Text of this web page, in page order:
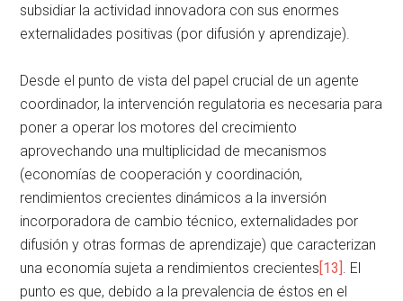
subsidiar la actividad innovadora con sus enormes
externalidades positivas (por difusión y aprendizaje).
Desde el punto de vista del papel crucial de un agente
coordinador, la intervención regulatoria es necesaria para
poner a operar los motores del crecimiento
aprovechando una multiplicidad de mecanismos
(economías de cooperación y coordinación,
rendimientos crecientes dinámicos a la inversión
incorporadora de cambio técnico, externalidades por
difusión y otras formas de aprendizaje) que caracterizan
una economía sujeta a rendimientos crecientes[13] . El
punto es que, debido a la prevalencia de éstos en el